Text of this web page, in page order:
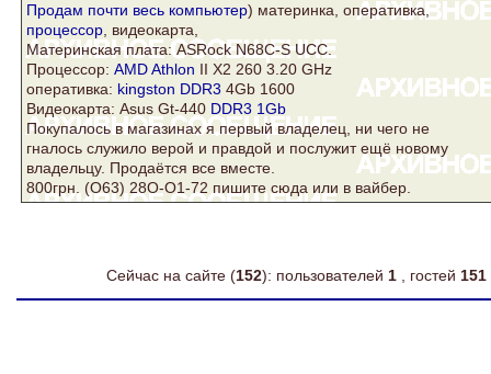
Продам почти весь компьютер) материнка, оперативка,
процессор , видеокарта,
Материнская плата:ASRockN68C-S UCC.
Процесcор: AMD Athlon II X2 260 3.20 GHz
оперативка: kingston DDR3 4Gb 1600
Видеокарта: Asus Gt-440 DDR3 1Gb
Покупалось в магазинах я первый владелец, ни чего не
гналось служило верой и правдой и послужит ещё новому
владельцу. Продаётся все вместе.
800грн. (О63) 28О-О1-72 пишите сюда или в вайбер.
Сейчас на сайте (152): пользователей 1 , гостей 151